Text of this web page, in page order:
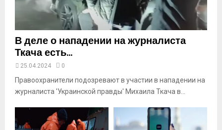
b
В деле о нападении на журналиста
Ткача есть...
25.04.2024 0
Правоохранители подозревают в участии в нападении на
журналиста 'Украинской правды' Михаила Ткача в...